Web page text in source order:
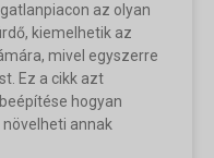
az olyan
kiemelhetik az
mivel egyszerre
Ez a cikk azt
hogyan
annak